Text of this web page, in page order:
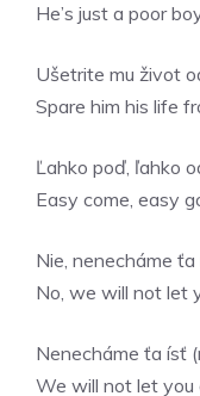
He’s just a poor
Ušetrite mu život
Spare him his life
Ľahko poď, ľahko
Easy come, easy
Nie, nenecháme
No, we will not let
Nenecháme ťa ísť
We will not let you